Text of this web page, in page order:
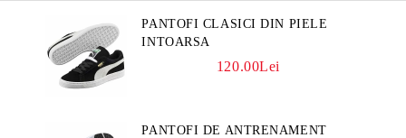
PANTOFI CLASICI DIN PIELE
INTOARSA
120.00Lei
PANTOFI DE ANTRENAMENT